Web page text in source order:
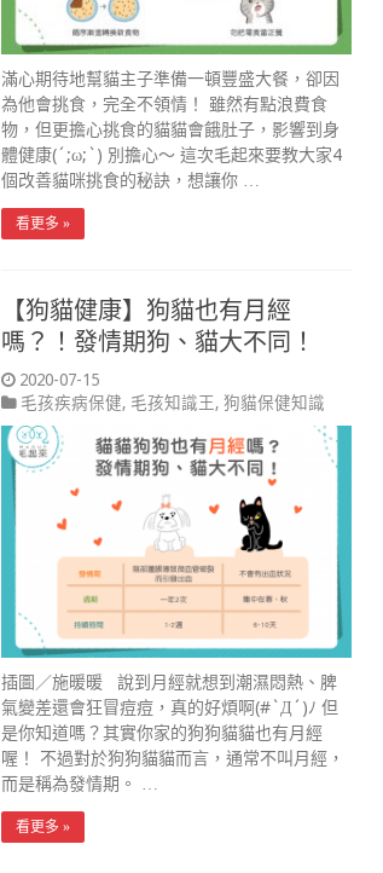
滿心期待地幫貓主子準備一頓豐盛大餐，卻因
為他會挑食，完全不領情！ 雖然有點浪費食
物，但更擔心挑食的貓貓會餓肚子，影響到身
體健康(´;ω;`) 別擔心～ 這次毛起來要教大家4
個改善貓咪挑食的秘訣，想讓你 …
看更多 »
【狗貓健康】狗貓也有月經
嗎？！發情期狗、貓大不同！
2020-07-15
毛孩疾病保健, 毛孩知識王, 狗貓保健知識
插圖／施暖暖 說到月經就想到潮濕悶熱、脾
氣變差還會狂冒痘痘，真的好煩啊(#`Д´)ﾉ 但
是你知道嗎？其實你家的狗狗貓貓也有月經
喔！ 不過對於狗狗貓貓而言，通常不叫月經，
而是稱為發情期。 …
看更多 »